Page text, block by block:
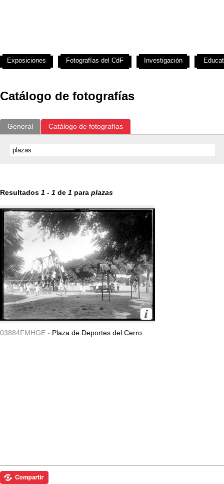
Catálogo de fotografías
General Catálogo de fotografías
Resultados 1 - 1 de 1 para plazas
03884FMHGE - Plaza de Deportes del Cerro.
Exposiciones Fotografías del CdF Investigación